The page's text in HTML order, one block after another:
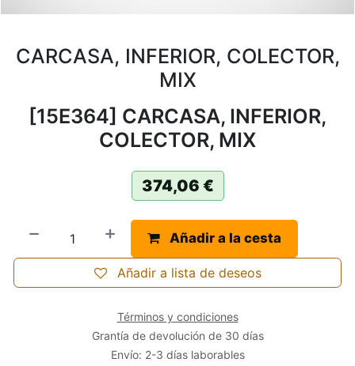
CARCASA, INFERIOR, COLECTOR,
MIX
[15E364] CARCASA, INFERIOR,
COLECTOR, MIX
374,06 €
Añadir a la cesta
Añadir a lista de deseos
Términos y condiciones
Grantía de devolución de 30 días
Envío: 2-3 días laborables